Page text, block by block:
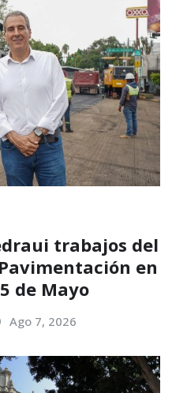
trabajos del
en
de Mayo
Ago 7, 2026